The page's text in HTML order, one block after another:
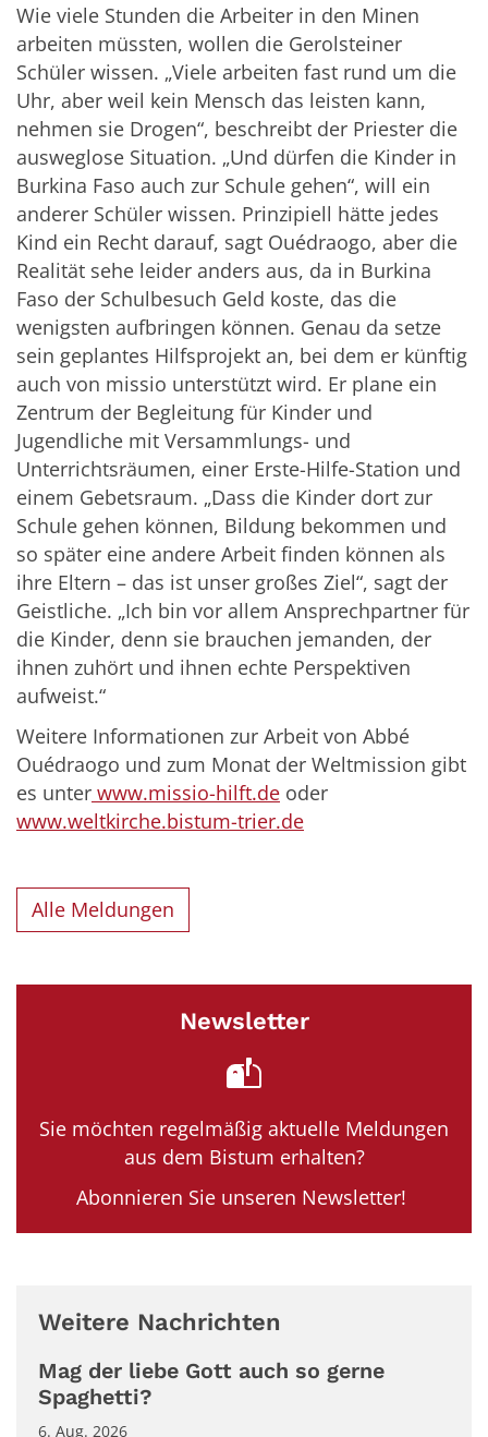
Wie viele Stunden die Arbeiter in den Minen
arbeiten müssten, wollen die Gerolsteiner
Schüler wissen. „Viele arbeiten fast rund um die
Uhr, aber weil kein Mensch das leisten kann,
nehmen sie Drogen“, beschreibt der Priester die
ausweglose Situation. „Und dürfen die Kinder in
Burkina Faso auch zur Schule gehen“, will ein
anderer Schüler wissen. Prinzipiell hätte jedes
Kind ein Recht darauf, sagt Ouédraogo, aber die
Realität sehe leider anders aus, da in Burkina
Faso der Schulbesuch Geld koste, das die
wenigsten aufbringen können. Genau da setze
sein geplantes Hilfsprojekt an, bei dem er künftig
auch von missio unterstützt wird. Er plane ein
Zentrum der Begleitung für Kinder und
Jugendliche mit Versammlungs- und
Unterrichtsräumen, einer Erste-Hilfe-Station und
einem Gebetsraum. „Dass die Kinder dort zur
Schule gehen können, Bildung bekommen und
so später eine andere Arbeit finden können als
ihre Eltern – das ist unser großes Ziel“, sagt der
Geistliche. „Ich bin vor allem Ansprechpartner für
die Kinder, denn sie brauchen jemanden, der
ihnen zuhört und ihnen echte Perspektiven
aufweist.“
Weitere Informationen zur Arbeit von Abbé
Ouédraogo und zum Monat der Weltmission gibt
es unter www.missio-hilft.de oder
www.weltkirche.bistum-trier.de
Alle Meldungen
Newsletter
Sie möchten regelmäßig aktuelle Meldungen
aus dem Bistum erhalten?
Abonnieren Sie unseren Newsletter!
Weitere Nachrichten
Mag der liebe Gott auch so gerne
Spaghetti?
6. Aug. 2026